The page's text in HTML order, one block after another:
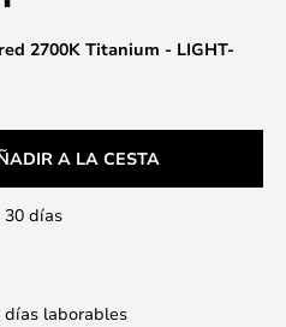
2700K Titanium - LIGHT-
A LA CESTA
días
laborables